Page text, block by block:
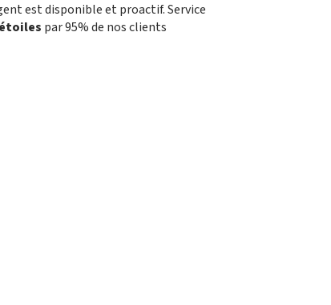
est disponible et proactif. Service
par 95% de nos clients